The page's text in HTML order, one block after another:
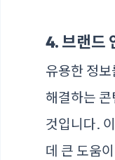
4. 브랜드
유용한 정
해결하는
것입니다.
데 큰 도움